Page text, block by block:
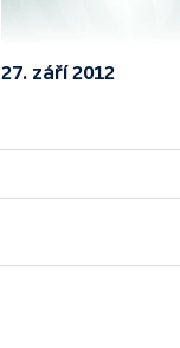
27. září 2012